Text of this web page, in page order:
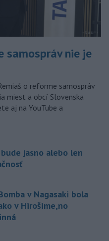
samospráv nie je
o reforme samospráv
miest a obcí Slovenska
aj na YouTube a
jasno alebo len
v Nagasaki bola
v Hirošime,no